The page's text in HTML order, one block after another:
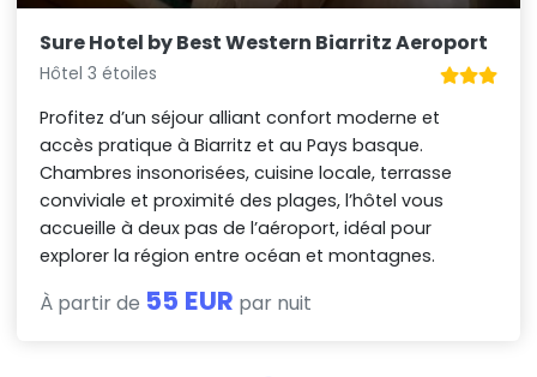
Sure Hotel by Best Western Biarritz Aeroport
Hôtel 3 étoiles
Profitez d’un séjour alliant confort moderne et
accès pratique à Biarritz et au Pays basque.
Chambres insonorisées, cuisine locale, terrasse
conviviale et proximité des plages, l’hôtel vous
accueille à deux pas de l’aéroport, idéal pour
explorer la région entre océan et montagnes.
À partir de 55 EUR par nuit